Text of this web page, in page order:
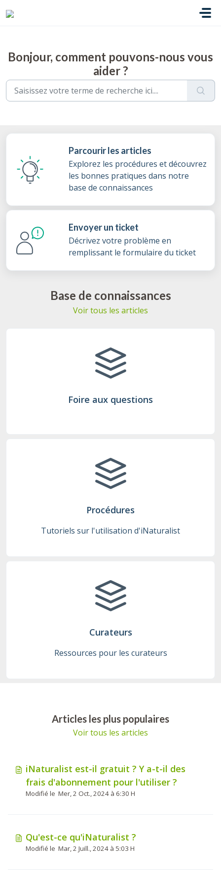
Bonjour, comment pouvons-nous vous
aider ?
Parcourir les articles
Explorez les procédures et découvrez
les bonnes pratiques dans notre
base de connaissances
Envoyer un ticket
Décrivez votre problème en
remplissant le formulaire du ticket
Base de connaissances
Voir tous les articles
Foire aux questions
Procédures
Tutoriels sur l'utilisation d'iNaturalist
Curateurs
Ressources pour les curateurs
Articles les plus populaires
Voir tous les articles
iNaturalist est-il gratuit ? Y a-t-il des
frais d'abonnement pour l'utiliser ?
Modifié le Mer, 2 Oct., 2024 à 6:30 H
Qu'est-ce qu'iNaturalist ?
Modifié le Mar, 2 Juill., 2024 à 5:03 H